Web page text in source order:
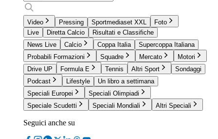
Video Pressing Sportmediaset XXL
Foto
Live
Diretta Calcio
Risultati e Classifiche
News Live
Calcio Coppa Italia
Supercoppa Italiana
Probabili Formazioni
Squadre Mercato
Motori
Drive UP
Formula E Tennis Altri Sport
Sondaggi
Podcast
Lifestyle
Un libro a settimana
Speciali Europei
Speciali Olimpiadi
Speciale Scudetti
Speciali Mondiali Altri Speciali
Seguici anche su